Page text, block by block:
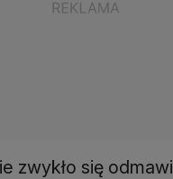
zwykło się